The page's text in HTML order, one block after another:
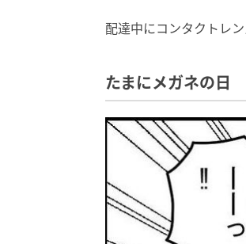
配達中にコンタクトレ
たまにメガネの日